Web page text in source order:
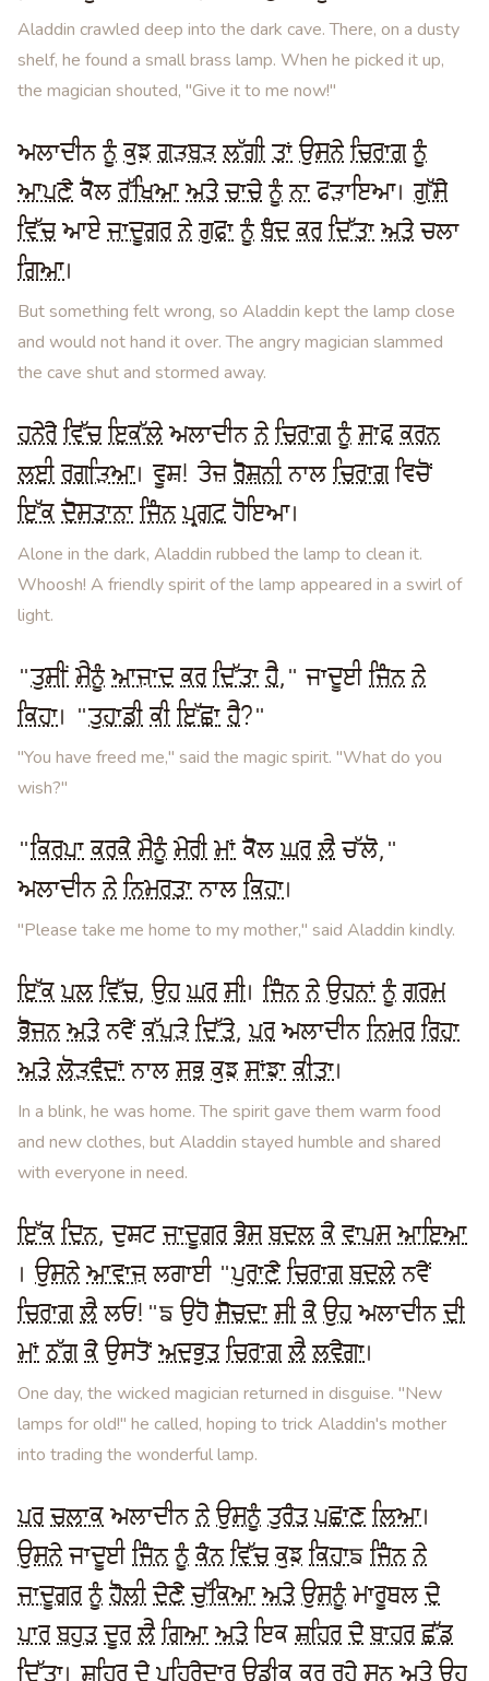
Aladdin crawled deep into the dark cave. There, on a dusty
shelf, he found a small brass lamp. When he picked it up,
the magician shouted, "Give it to me now!"
ਅਲਾਦੀਨ ਨੂੰ ਕੁਝ ਗੜਬੜ ਲੱਗੀ ਤਾਂ ਉਸਨੇ ਚਿਰਾਗ ਨੂੰ
ਆਪਣੇ ਕੋਲ ਰੱਖਿਆ ਅਤੇ ਚਾਚੇ ਨੂੰ ਨਾ ਫੜਾਇਆ। ਗੁੱਸੇ
ਵਿੱਚ ਆਏ ਜਾਦੂਗਰ ਨੇ ਗੁਫਾ ਨੂੰ ਬੰਦ ਕਰ ਦਿੱਤਾ ਅਤੇ ਚਲਾ
ਗਿਆ।
But something felt wrong, so Aladdin kept the lamp close
and would not hand it over. The angry magician slammed
the cave shut and stormed away.
ਹਨੇਰੇ ਵਿੱਚ ਇਕੱਲੇ ਅਲਾਦੀਨ ਨੇ ਚਿਰਾਗ ਨੂੰ ਸਾਫ਼ ਕਰਨ
ਲਈ ਰਗੜਿਆ। ਵੂਸ਼! ਤੇਜ਼ ਰੋਸ਼ਨੀ ਨਾਲ ਚਿਰਾਗ ਵਿਚੋਂ
ਇੱਕ ਦੋਸਤਾਨਾ ਜਿੰਨ ਪ੍ਰਗਟ ਹੋਇਆ।
Alone in the dark, Aladdin rubbed the lamp to clean it.
Whoosh! A friendly spirit of the lamp appeared in a swirl of
light.
"ਤੁਸੀਂ ਮੈਨੂੰ ਆਜ਼ਾਦ ਕਰ ਦਿੱਤਾ ਹੈ," ਜਾਦੂਈ ਜਿੰਨ ਨੇ
ਕਿਹਾ। "ਤੁਹਾਡੀ ਕੀ ਇੱਛਾ ਹੈ?"
"You have freed me," said the magic spirit. "What do you
wish?"
"ਕਿਰਪਾ ਕਰਕੇ ਮੈਨੂੰ ਮੇਰੀ ਮਾਂ ਕੋਲ ਘਰ ਲੈ ਚੱਲੋ,"
ਅਲਾਦੀਨ ਨੇ ਨਿਮਰਤਾ ਨਾਲ ਕਿਹਾ।
"Please take me home to my mother," said Aladdin kindly.
ਇੱਕ ਪਲ ਵਿੱਚ, ਉਹ ਘਰ ਸੀ। ਜਿੰਨ ਨੇ ਉਹਨਾਂ ਨੂੰ ਗਰਮ
ਭੋਜਨ ਅਤੇ ਨਵੇਂ ਕੱਪੜੇ ਦਿੱਤੇ, ਪਰ ਅਲਾਦੀਨ ਨਿਮਰ ਰਿਹਾ
ਅਤੇ ਲੋੜਵੰਦਾਂ ਨਾਲ ਸਭ ਕੁਝ ਸਾਂਝਾ ਕੀਤਾ।
In a blink, he was home. The spirit gave them warm food
and new clothes, but Aladdin stayed humble and shared
with everyone in need.
ਇੱਕ ਦਿਨ, ਦੁਸ਼ਟ ਜਾਦੂਗਰ ਭੇਸ ਬਦਲ ਕੇ ਵਾਪਸ ਆਇਆ
। ਉਸਨੇ ਆਵਾਜ਼ ਲਗਾਈ "ਪੁਰਾਣੇ ਚਿਰਾਗ ਬਦਲੇ ਨਵੇਂ
ਚਿਰਾਗ ਲੈ ਲਓ!"| ਉਹੋ ਸੋਚਦਾ ਸੀ ਕੇ ਉਹ ਅਲਾਦੀਨ ਦੀ
ਮਾਂ ਠੱਗ ਕੇ ਉਸਤੋਂ ਅਦਭੁਤ ਚਿਰਾਗ ਲੈ ਲਵੇਗਾ।
One day, the wicked magician returned in disguise. "New
lamps for old!" he called, hoping to trick Aladdin's mother
into trading the wonderful lamp.
ਪਰ ਚਲਾਕ ਅਲਾਦੀਨ ਨੇ ਉਸਨੂੰ ਤੁਰੰਤ ਪਛਾਣ ਲਿਆ।
ਉਸਨੇ ਜਾਦੂਈ ਜਿੰਨ ਨੂੰ ਕੰਨ ਵਿੱਚ ਕੁਝ ਕਿਹਾ| ਜਿੰਨ ਨੇ
ਜਾਦੂਗਰ ਨੂੰ ਹੌਲੀ ਦੇਣੇ ਚੁੱਕਿਆ ਅਤੇ ਉਸਨੂੰ ਮਾਰੂਥਲ ਦੇ
ਪਾਰ ਬਹੁਤ ਦੂਰ ਲੈ ਗਿਆ ਅਤੇ ਇਕ ਸ਼ਹਿਰ ਦੇ ਬਾਹਰ ਛੱਡ
ਦਿੱਤਾ। ਸ਼ਹਿਰ ਦੇ ਪਹਿਰੇਦਾਰ ਉਡੀਕ ਕਰ ਰਹੇ ਸਨ ਅਤੇ ਉਹ